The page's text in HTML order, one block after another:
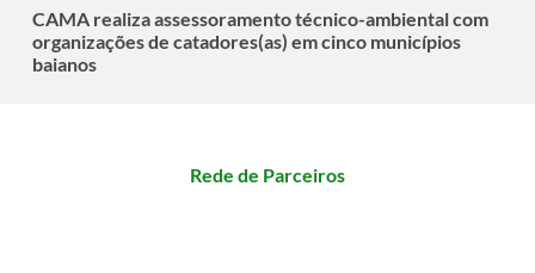
CAMA realiza assessoramento técnico-ambiental com
organizações de catadores(as) em cinco municípios
baianos
Rede de Parceiros